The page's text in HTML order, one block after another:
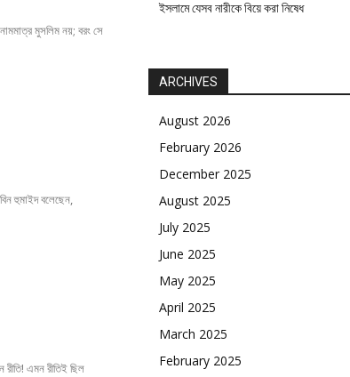
মুসলিম নয়; বরং সে
হুমাইদ বলেছেন,
এমন রীতিই ছিল
ইসলামে যেসব নারীকে বিয়ে করা নিষেধ
ARCHIVES
August 2026
February 2026
December 2025
August 2025
July 2025
June 2025
May 2025
April 2025
March 2025
February 2025